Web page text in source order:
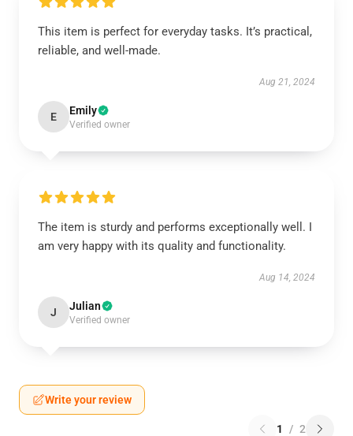
This item is perfect for everyday tasks. It’s practical,
reliable, and well-made.
Aug 21, 2024
E Emily
Verified owner
The item is sturdy and performs exceptionally well. I
am very happy with its quality and functionality.
Aug 14, 2024
J Julian
Verified owner
Write your review
1 / 2